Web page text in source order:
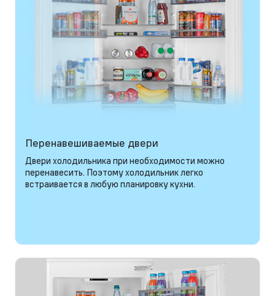
Перенавешиваемые двери
Двери холодильника при необходимости можно
перенавесить. Поэтому холодильник легко
встраивается в любую планировку кухни.